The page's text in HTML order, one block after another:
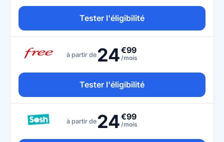
Tester l'éligibilité
à partir de 24€99
/mois
Tester l'éligibilité
à partir de 24€99
/mois